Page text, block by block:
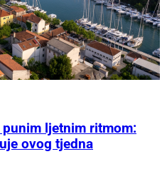
ljetnim ritmom:
ovog tjedna